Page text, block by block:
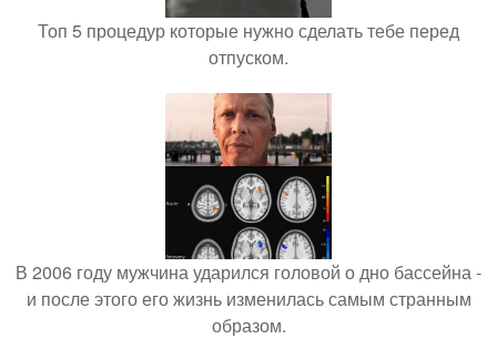
Топ 5 процедур которые нужно сделать тебе перед
отпуском.
В 2006 году мужчина ударился головой о дно бассейна -
и после этого его жизнь изменилась самым странным
образом.